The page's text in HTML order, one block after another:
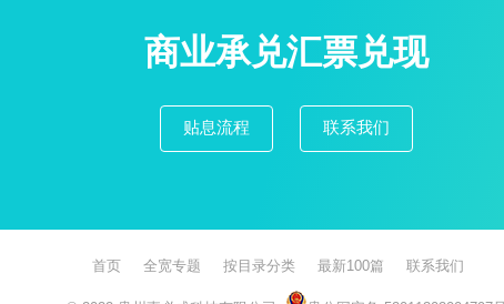
商业承兑汇票兑现
贴息流程 联系我们
首页 全宽专题 按目录分类 最新100篇 联系我们